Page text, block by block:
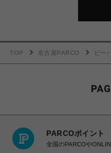
TOP 名古屋PARCO ビー
PARCOポイント
全国のPARCOや